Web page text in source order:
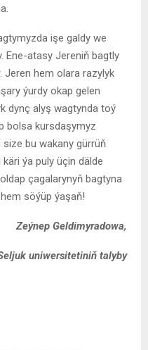
işe galdy we
Ene-atasy Jereniň bagtly
Jeren hem olara razylyk
ýurdy okap gelen
dynç alyş wagtynda toý
bolsa kursdaşymyz
bu wakany gürrüň
ýa puly üçin dälde
çagalarynyň bagtyna
söýüp ýaşaň!
Zeýnep Geldimyradowa,
uniwersitetiniň talyby